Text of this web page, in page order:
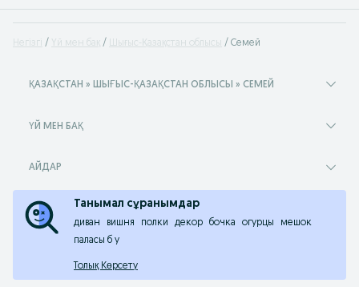
Негізгі Үй мен бақ Шығыс-Қазақстан облысы Семей
ҚАЗАҚСТАН » ШЫҒЫС-ҚАЗАҚСТАН ОБЛЫСЫ » СЕМЕЙ
ҮЙ МЕН БАҚ
АЙДАР
Танымал сұранымдар
диван вишня полки декор бочка огурцы
мешок
паласы б у
Толық Көрсету